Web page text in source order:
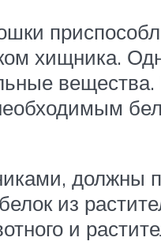
хищника.
должны
из
и